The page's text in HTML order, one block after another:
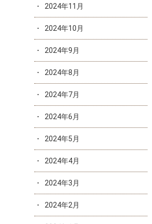
2024年11月
2024年10月
2024年9月
2024年8月
2024年7月
2024年6月
2024年5月
2024年4月
2024年3月
2024年2月